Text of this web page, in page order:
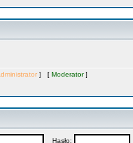
] [ Moderator]
Hasło: